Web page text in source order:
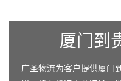
厦门到
广圣物流为客户提供厦门